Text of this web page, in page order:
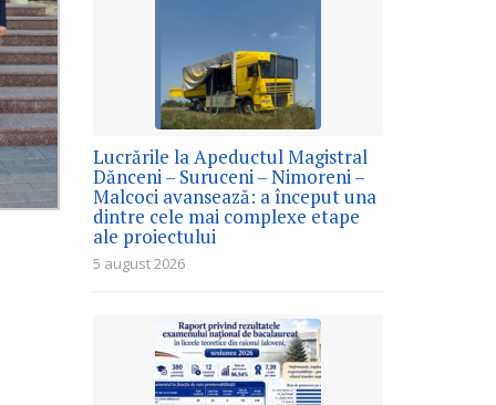
Lucrările la Apeductul Magistral
Dănceni – Suruceni – Nimoreni –
Malcoci avansează: a început una
dintre cele mai complexe etape
ale proiectului
5 august 2026